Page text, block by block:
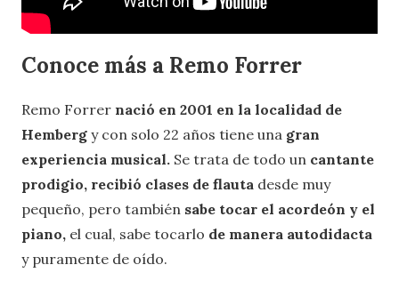
Conoce más a Remo Forrer
Remo Forrer nació en 2001 en la localidad de
Hemberg y con solo 22 años tiene una gran
experiencia musical. Se trata de todo un cantante
prodigio, recibió clases de flauta desde muy
pequeño, pero también sabe tocar el acordeón y el
piano, el cual, sabe tocarlo de manera autodidacta
y puramente de oído.